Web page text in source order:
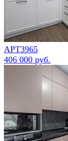
АРТ3965
406 000 руб.